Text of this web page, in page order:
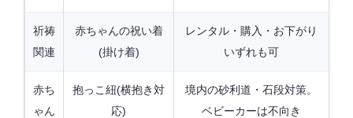
祈祷
関連
赤ちゃんの祝い着
(掛け着)
レンタル・購入・お下がり
いずれも可
赤ち
ゃん
抱っこ紐(横抱き対
応)
境内の砂利道・石段対策。
ベビーカーは不向き